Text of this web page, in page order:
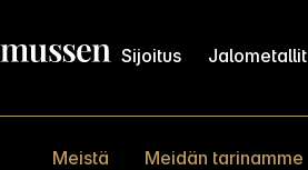
Sijoitus Jalometallit
Meistä Meidän tarinamme